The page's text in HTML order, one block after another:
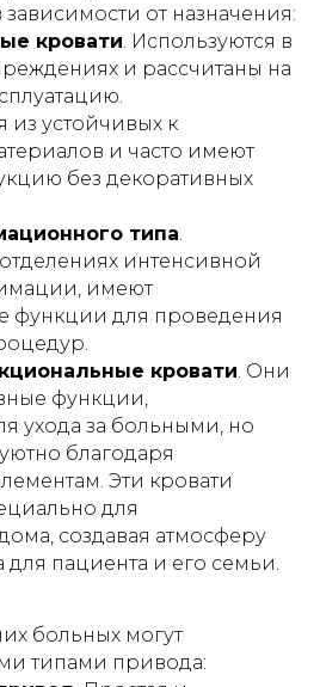
зависимости от назначения:
кровати. Используются в
и рассчитаны на
из устойчивых к
и часто имеют
без декоративных
типа.
интенсивной
имеют
функции для проведения
кровати. Они
функции,
ухода за больными, но
благодаря
Эти кровати
для
создавая атмосферу
для пациента и его семьи.
больных могут
типами привода: